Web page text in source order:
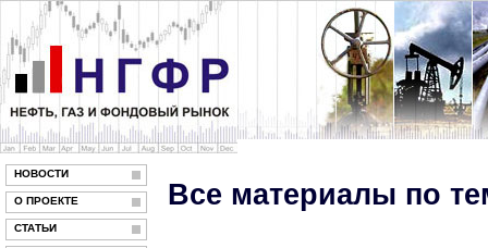
НОВОСТИ
О ПРОЕКТЕ
СТАТЬИ
Все материалы по